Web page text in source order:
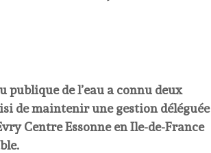
publique de l’eau a connu deux
de maintenir une gestion déléguée
Centre Essonne en Ile-de-France